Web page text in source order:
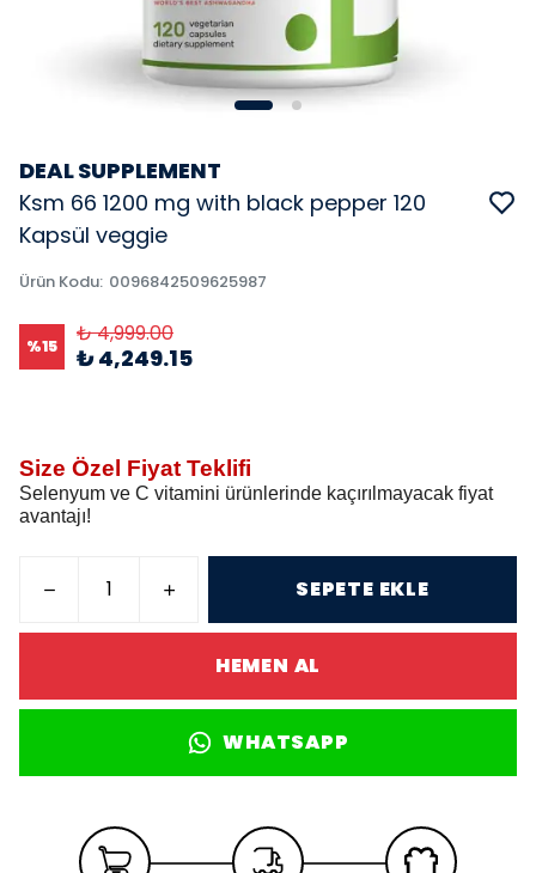
DEAL SUPPLEMENT
Ksm 66 1200 mg with black pepper 120
Kapsül veggie
Ürün Kodu: 0096842509625987
%15 ₺ 4,999.00
₺ 4,249.15
Size Özel Fiyat Teklifi
Selenyum ve C vitamini ürünlerinde kaçırılmayacak fiyat
avantajı!
SEPETE EKLE
HEMEN AL
WHATSAPP